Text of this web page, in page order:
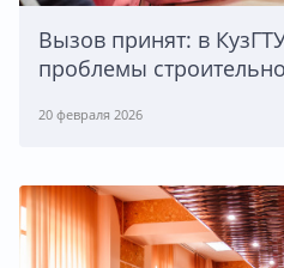
Вызов принят: в
проблемы
20 февраля 2026